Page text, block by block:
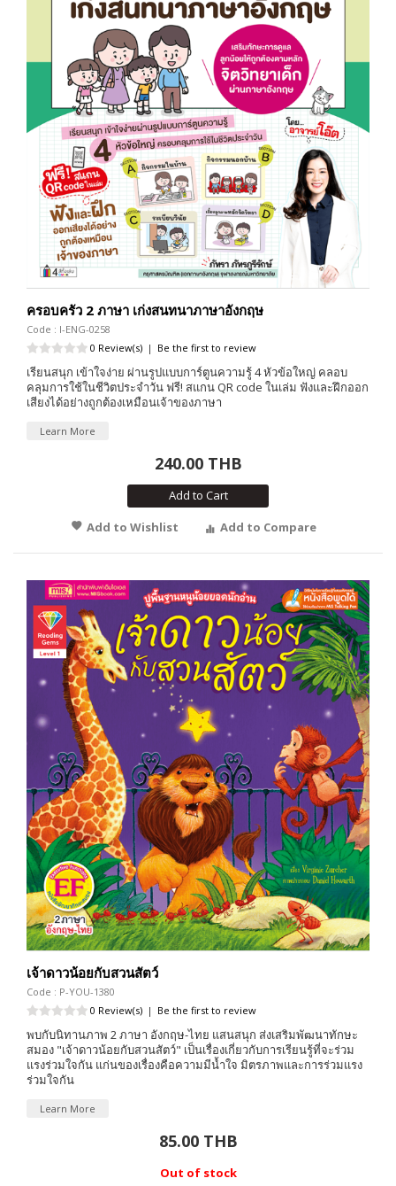
ครอบครัว 2 ภาษา เก่งสนทนาภาษาอังกฤษ
Code : I-ENG-0258
0 Review(s) | Be the first to review
เรียนสนุก เข้าใจง่าย ผ่านรูปแบบการ์ตูนความรู้ 4 หัวข้อใหญ่ คลอบ
คลุมการใช้ในชีวิตประจำวัน ฟรี! สแกน QR code ในเล่ม ฟังและฝึกออก
เสียงได้อย่างถูกต้องเหมือนเจ้าของภาษา
Learn More
240.00 THB
Add to Cart
Add to Wishlist
Add to Compare
เจ้าดาวน้อยกับสวนสัตว์
Code : P-YOU-1380
0 Review(s) | Be the first to review
พบกับนิทานภาพ 2 ภาษา อังกฤษ-ไทย แสนสนุก ส่งเสริมพัฒนาทักษะ
สมอง "เจ้าดาวน้อยกับสวนสัตว์" เป็นเรื่องเกี่ยวกับการเรียนรู้ที่จะร่วม
แรงร่วมใจกัน แก่นของเรื่องคือความมีน้ำใจ มิตรภาพและการร่วมแรง
ร่วมใจกัน
Learn More
85.00 THB
Out of stock